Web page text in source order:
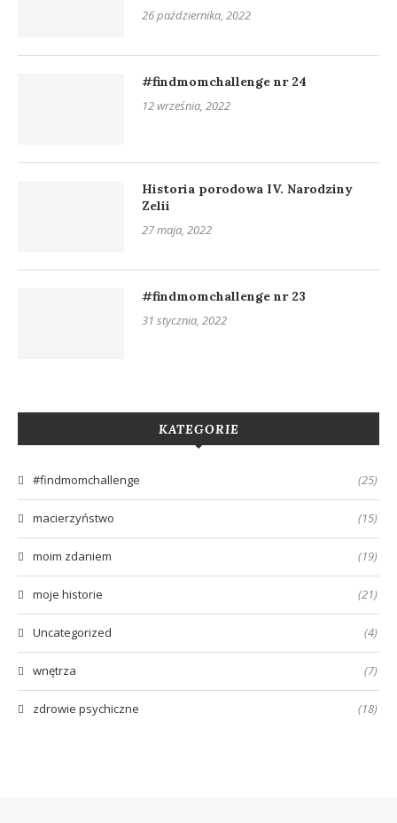
26 października, 2022
#findmomchallenge nr 24
12 września, 2022
Historia porodowa IV. Narodziny
Zelii
27 maja, 2022
#findmomchallenge nr 23
31 stycznia, 2022
KATEGORIE
#findmomchallenge (25)
macierzyństwo (15)
moim zdaniem (19)
moje historie (21)
Uncategorized (4)
wnętrza (7)
zdrowie psychiczne (18)